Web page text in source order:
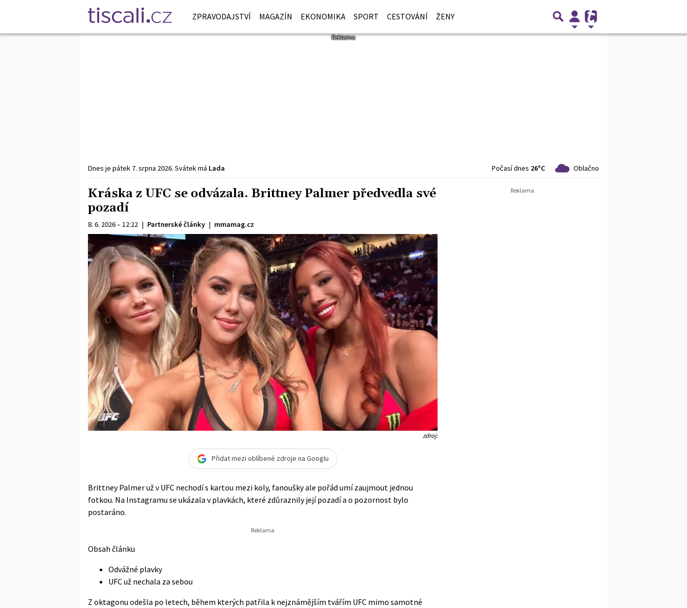
ZPRAVODAJSTVÍ MAGAZÍN EKONOMIKA SPORT CESTOVÁNÍ ŽENY
Dnes je pátek 7. srpna 2026. Svátek má Lada Počasí dnes 26°C Oblačno
Kráska z UFC se odvázala. Brittney Palmer předvedla své
pozadí
8. 6. 2026 – 12:22 | Partnerské články | mmamag.cz
zdroj:
Přidat mezi oblíbené zdroje na Googlu
Brittney Palmer už v UFC nechodí s kartou mezi koly, fanoušky ale pořád umí zaujmout jednou
fotkou. Na Instagramu se ukázala v plavkách, které zdůraznily její pozadí a o pozornost bylo
postaráno.
Obsah článku
Odvážné plavky
UFC už nechala za sebou
Z oktagonu odešla po letech, během kterých patřila k nejznámějším tvářím UFC mimo samotné